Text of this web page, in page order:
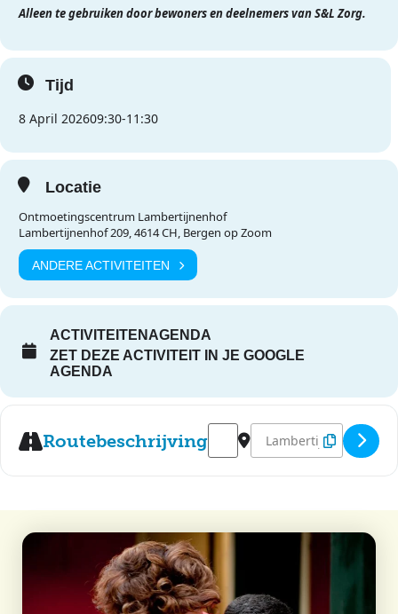
Alleen te gebruiken door bewoners en deelnemers van S&L Zorg.
Tijd
8 April 202609:30-11:30
Locatie
Ontmoetingscentrum Lambertijnenhof
Lambertijnenhof 209, 4614 CH, Bergen op Zoom
ANDERE ACTIVITEITEN
ACTIVITEITENAGENDA
ZET DEZE ACTIVITEIT IN JE GOOGLE
AGENDA
Routebeschrijving
Address - Speel-o-theek
Destination Address -